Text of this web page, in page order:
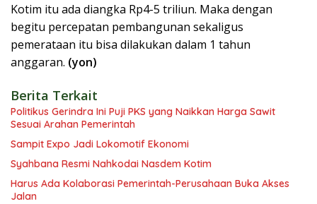
Kotim itu ada diangka Rp4-5 triliun. Maka dengan
begitu percepatan pembangunan sekaligus
pemerataan itu bisa dilakukan dalam 1 tahun
anggaran. (yon)
Berita Terkait
Politikus Gerindra Ini Puji PKS yang Naikkan Harga Sawit
Sesuai Arahan Pemerintah
Sampit Expo Jadi Lokomotif Ekonomi
Syahbana Resmi Nahkodai Nasdem Kotim
Harus Ada Kolaborasi Pemerintah-Perusahaan Buka Akses
Jalan